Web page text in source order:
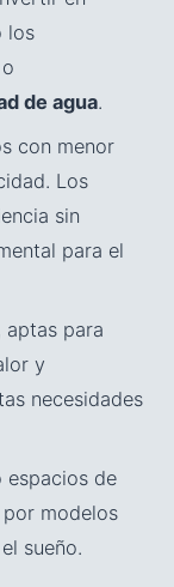
los
o
de agua.
con menor
Los
sin
para el
aptas para
y
necesidades
espacios de
modelos
sueño.